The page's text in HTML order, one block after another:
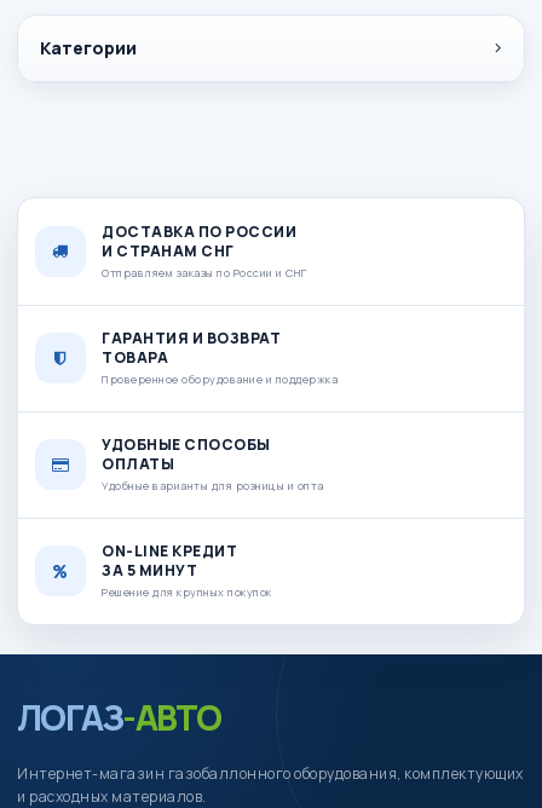
Категории
ДОСТАВКА ПО РОССИИ
И СТРАНАМ СНГ
Отправляем заказы по России и СНГ
ГАРАНТИЯ И ВОЗВРАТ
ТОВАРА
Проверенное оборудование и поддержка
УДОБНЫЕ СПОСОБЫ
ОПЛАТЫ
Удобные варианты для розницы и опта
ON-LINE КРЕДИТ
ЗА 5 МИНУТ
Решение для крупных покупок
ЛОГАЗ-АВТО
Интернет-магазин газобаллонного оборудования, комплектующих
и расходных материалов.